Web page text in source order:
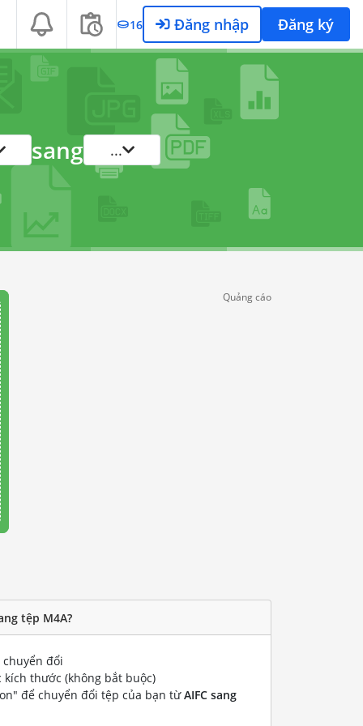
16 Đăng nhập Đăng ký
sang ...
Quảng cáo
tệp M4A?
đổi
thước (không bắt buộc)
để chuyển đổi tệp của bạn từAIFC sang